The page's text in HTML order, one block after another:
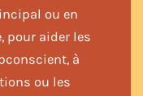
ou en
pour aider les
à
ou les